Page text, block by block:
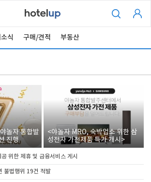
식 구매/견적 부동산
놀자 통합발
진행
<야놀자 MRO, 숙박업소 위한 삼
성전자 가전제품 특가 개시>
위한 제휴 및 금융서비스 게시
불법행위 19건 적발